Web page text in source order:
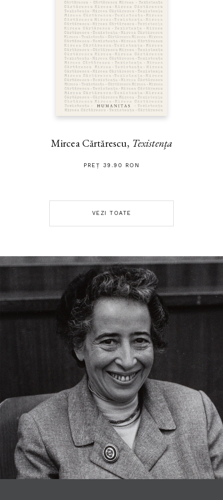
Mircea Cărtărescu, Texistența
PREȚ 39.90 RON
VEZI TOATE